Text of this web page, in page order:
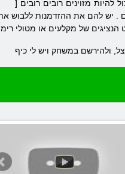
להיות מזוינים רובים רובים [
. יש להם את ההזדמנות ללבוש